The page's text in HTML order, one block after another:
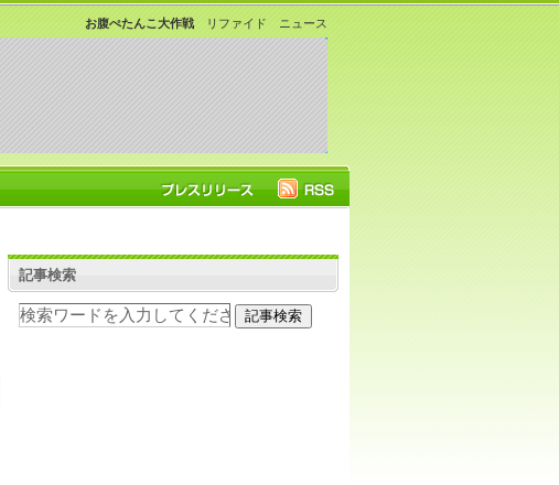
リファイド ニュース
お腹ぺたんこ大作戦
記事検索